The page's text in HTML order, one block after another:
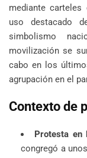
mediante carteles
uso destacado
simbolismo
movilización se
cabo en los
agrupación en el
Contexto de
Protesta en
congregó a